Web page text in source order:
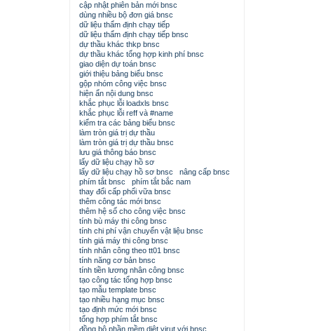
cập nhật phiên bản mới bnsc
dùng nhiều bộ đơn giá bnsc
dữ liệu thẩm định chạy tiếp
dữ liệu thẩm định chạy tiếp bnsc
dự thầu khác thkp bnsc
dự thầu khác tổng hợp kinh phí bnsc
giao diện dự toán bnsc
giới thiệu bảng biểu bnsc
gộp nhóm công việc bnsc
hiện ẩn nội dung bnsc
khắc phục lỗi loadxls bnsc
khắc phục lỗi reff và #name
kiểm tra các bảng biểu bnsc
làm tròn giá trị dự thầu
làm tròn giá trị dự thầu bnsc
lưu giá thông báo bnsc
lấy dữ liệu chạy hồ sơ
lấy dữ liệu chạy hồ sơ bnsc
nâng cấp bnsc
phím tắt bnsc
phím tắt bắc nam
thay đổi cấp phối vữa bnsc
thêm công tác mới bnsc
thêm hệ số cho công việc bnsc
tính bù máy thi công bnsc
tính chi phí vận chuyển vật liệu bnsc
tính giá máy thi công bnsc
tính nhân công theo tt01 bnsc
tính năng cơ bản bnsc
tính tiền lương nhân công bnsc
tạo công tác tổng hợp bnsc
tạo mẫu template bnsc
tạo nhiều hạng mục bnsc
tạo định mức mới bnsc
tổng hợp phím tắt bnsc
đồng bộ phần mềm diệt virut với bnsc